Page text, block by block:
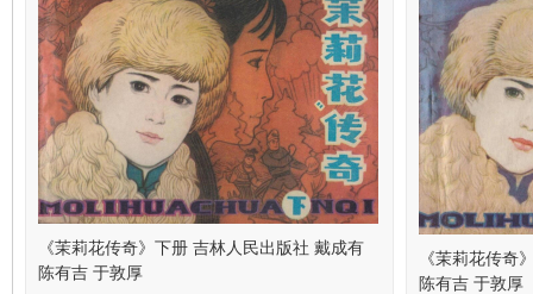
《茉莉花传奇》下册 吉林人民出版社 戴成有
陈有吉 于敦厚
《茉莉花传奇
陈有吉 于敦厚